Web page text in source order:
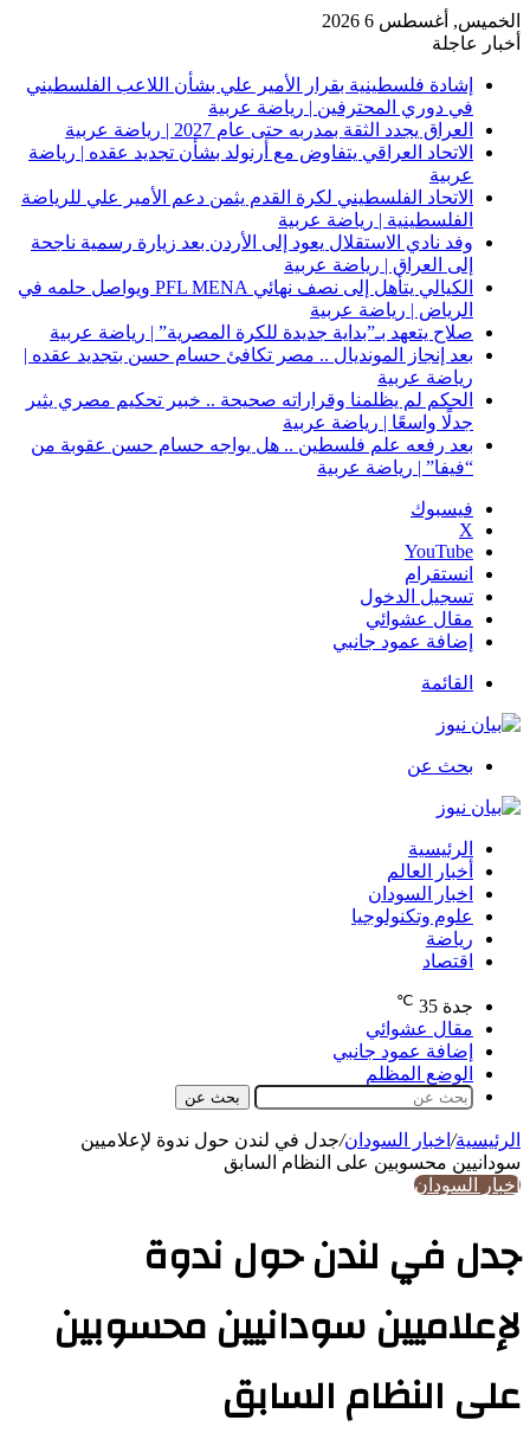
الخميس, أغسطس 6 2026
أخبار عاجلة
إشادة فلسطينية بقرار الأمير علي بشأن اللاعب الفلسطيني
في دوري المحترفين | رياضة عربية
العراق يجدد الثقة بمدربه حتى عام 2027 | رياضة عربية
الاتحاد العراقي يتفاوض مع أرنولد بشأن تجديد عقده | رياضة
عربية
الاتحاد الفلسطيني لكرة القدم يثمن دعم الأمير علي للرياضة
الفلسطينية | رياضة عربية
وفد نادي الاستقلال يعود إلى الأردن بعد زيارة رسمية ناجحة
إلى العراق | رياضة عربية
الكيالي يتأهل إلى نصف نهائي PFL MENA ويواصل حلمه في
الرياض | رياضة عربية
صلاح يتعهد بـ”بداية جديدة للكرة المصرية” | رياضة عربية
بعد إنجاز المونديال .. مصر تكافئ حسام حسن بتجديد عقده |
رياضة عربية
الحكم لم يظلمنا وقراراته صحيحة .. خبير تحكيم مصري يثير
جدلًا واسعًا | رياضة عربية
بعد رفعه علم فلسطين .. هل يواجه حسام حسن عقوبة من
“فيفا” | رياضة عربية
فيسبوك
‫X
‫YouTube
انستقرام
تسجيل الدخول
مقال عشوائي
إضافة عمود جانبي
القائمة
بحث عن
الرئيسية
أخبار العالم
اخبار السودان
علوم وتكنولوجيا
رياضة
اقتصاد
جدة 35
℃
مقال عشوائي
إضافة عمود جانبي
الوضع المظلم
بحث عن
الرئيسية/ اخبار السودان/جدل في لندن حول ندوة لإعلاميين
سودانيين محسوبين على النظام السابق
اخبار السودان
جدل في لندن حول ندوة
لإعلاميين سودانيين محسوبين
على النظام السابق